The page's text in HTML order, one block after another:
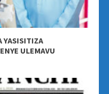
YASISITIZA
ULEMAVU